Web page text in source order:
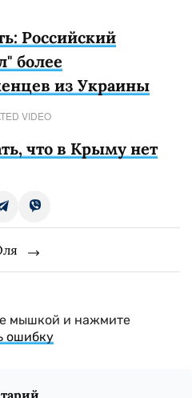
Российский
более
из Украины
VIDEO
что в Крыму нет
мышкой и нажмите
ошибку